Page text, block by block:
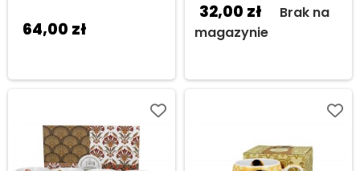
64,00 zł
32,00 zł
Brak na
magazynie